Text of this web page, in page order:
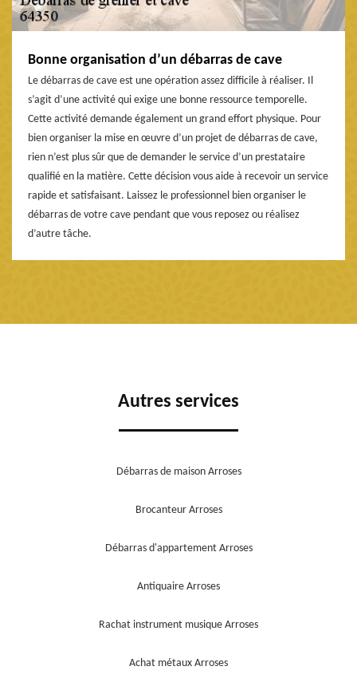
Bonne organisation d’un débarras de cave
Le débarras de cave est une opération assez difficile à réaliser. Il
s’agit d’une activité qui exige une bonne ressource temporelle.
Cette activité demande également un grand effort physique. Pour
bien organiser la mise en œuvre d’un projet de débarras de cave,
rien n’est plus sûr que de demander le service d’un prestataire
qualifié en la matière. Cette décision vous aide à recevoir un service
rapide et satisfaisant. Laissez le professionnel bien organiser le
débarras de votre cave pendant que vous reposez ou réalisez
d’autre tâche.
Autres services
Débarras de maison Arroses
Brocanteur Arroses
Débarras d'appartement Arroses
Antiquaire Arroses
Rachat instrument musique Arroses
Achat métaux Arroses